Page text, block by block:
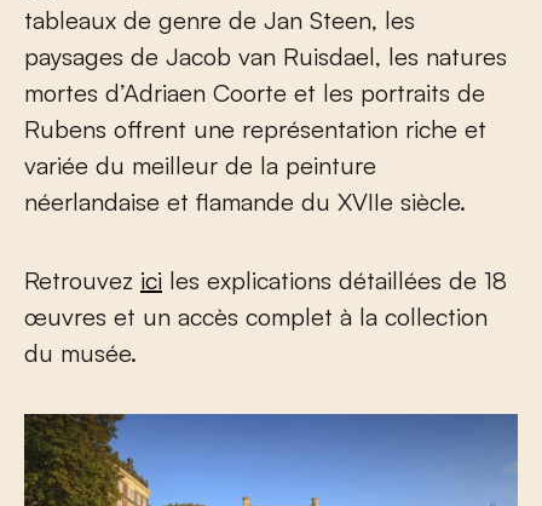
tableaux de genre de Jan Steen, les
paysages de Jacob van Ruisdael, les natures
mortes d’Adriaen Coorte et les portraits de
Rubens offrent une représentation riche et
variée du meilleur de la peinture
néerlandaise et flamande du XVIIe siècle.
Retrouvez ici les explications détaillées de 18
œuvres et un accès complet à la collection
du musée.